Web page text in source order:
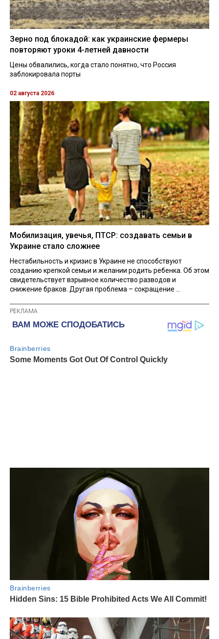
Зерно под блокадой: как украинские фермеры
повторяют уроки 4-летней давности
Цены обвалились, когда стало понятно, что Россия
заблокировала порты
02 августа 2026
Мобилизация, увечья, ПТСР: создавать семьи в
Украине стало сложнее
Нестабильность и кризис в Украине не способствуют
созданию крепкой семьи и желании родить ребенка. Об этом
свидетельствует взрывное количество разводов и
снижение браков. Другая проблема – сокращение ...